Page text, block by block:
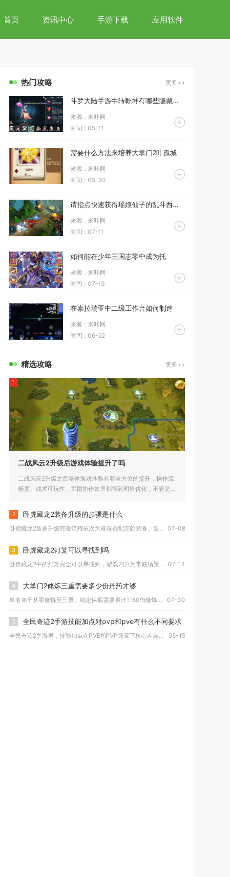
首页 资讯中心 手游下载 应用软件
热门攻略 更多>>
斗罗大陆手游牛转乾坤有哪些隐藏玩法
来源：米咔网
时间：05-11
需要什么方法来培养大掌门2叶孤城
来源：米咔网
时间：05-30
请指点快速获得瑶姬仙子的乱斗西游攻略
来源：米咔网
时间：07-11
如何能在少年三国志零中成为托
来源：米咔网
时间：07-19
在泰拉瑞亚中二级工作台如何制造
来源：米咔网
时间：06-22
精选攻略 更多>>
1
二战风云2升级后游戏体验提升了吗
二战风云2升级之后整体游戏体验有着全方位的提升，操作流
畅度、战术可玩性、军团协作效率都得到明显优化，不管是新
2 卧虎藏龙2装备升级的步骤是什么
卧虎藏龙2装备升级完整流程依次为筛选适配高阶装备、装备基础强... 07-08
3 卧虎藏龙2灯笼可以寻找到吗
卧虎藏龙2中的灯笼完全可以寻找到，游戏内分为常驻场景灯笼与限... 07-14
4 大掌门2修炼三重需要多少份丹药才够
单名弟子从零修炼至三重，稳定保底需要累计1180份修炼丹，其... 07-30
5 全民奇迹2手游技能加点对pvp和pve有什么不同要求
全民奇迹2手游里，技能加点在PVE和PVP场景下核心差异显著... 05-15